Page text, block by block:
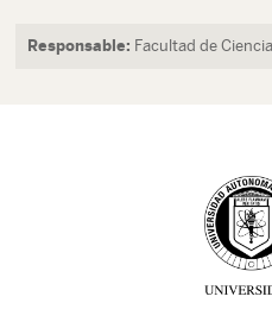
Responsable: Facultad de